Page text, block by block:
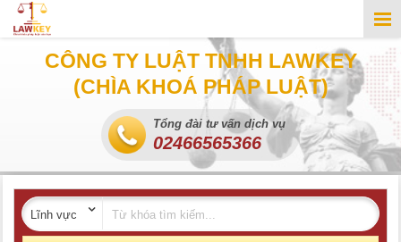
CÔNG TY LUẬT TNHH LAWKEY
(CHÌA KHOÁ PHÁP LUẬT)
Tổng đài tư vấn dịch vụ
02466565366